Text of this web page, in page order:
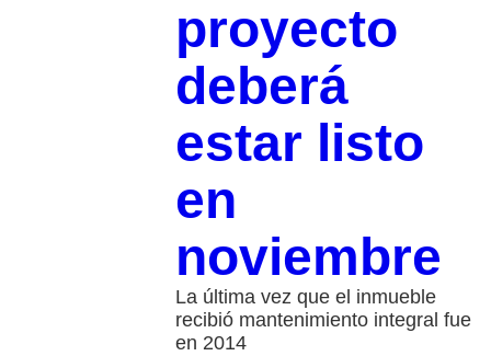
proyecto
deberá
estar listo
en
noviembre
La última vez que el inmueble
recibió mantenimiento integral fue
en 2014